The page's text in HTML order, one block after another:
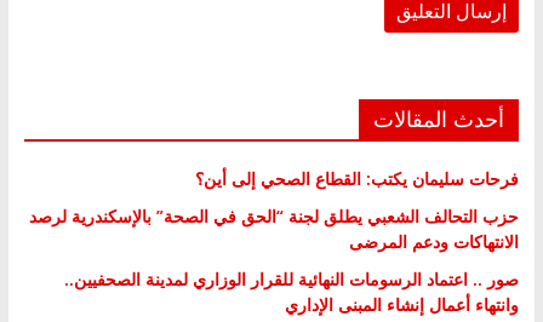
أحدث المقالات
فرحات سليمان يكتب: القطاع الصحي إلى أين؟
حزب التحالف الشعبي يطلق لجنة “الحق في الصحة” بالإسكندرية لرصد
الانتهاكات ودعم المرضى
صور .. اعتماد الرسومات النهائية للقرار الوزاري لمدينة الصحفيين..
وانتهاء أعمال إنشاء المبنى الإداري